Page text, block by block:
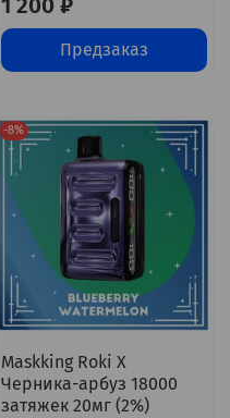
1 200 ₽
Предзаказ
-8%
Maskking Roki X
Черника-арбуз 18000
затяжек 20мг (2%)